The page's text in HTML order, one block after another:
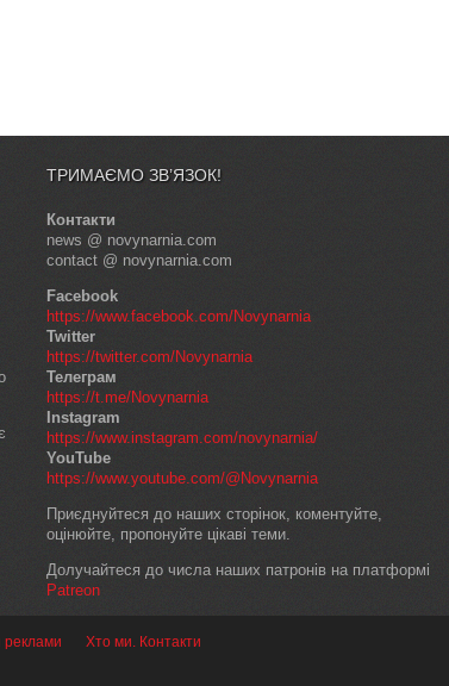
ТРИМАЄМО ЗВ’ЯЗОК!
Контакти
news @ novynarnia.com
contact @ novynarnia.com
Facebook
https://www.facebook.com/Novynarnia
Twitter
https://twitter.com/Novynarnia
Телеграм
https://t.me/Novynarnia
Instagram
https://www.instagram.com/novynarnia/
YouTube
https://www.youtube.com/@Novynarnia
Приєднуйтеся до наших сторінок, коментуйте,
оцінюйте, пропонуйте цікаві теми.
Долучайтеся до числа наших патронів на платформі
Patreon
реклами Хто ми. Контакти